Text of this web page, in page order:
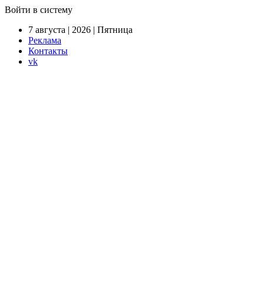
Войти в систему
7 августа | 2026 | Пятница
Реклама
Контакты
vk